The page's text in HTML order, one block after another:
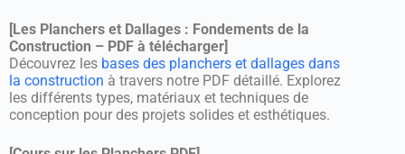
[Les Planchers et Dallages : Fondements de la
Construction – PDF à télécharger]
Découvrez les bases des planchers et dallages dans
la construction à travers notre PDF détaillé. Explorez
les différents types, matériaux et techniques de
conception pour des projets solides et esthétiques.